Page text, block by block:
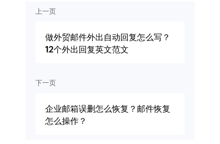
上一页
做外贸邮件外出自动回复怎么写？
12个外出回复英文范文
下一页
企业邮箱误删怎么恢复？邮件恢复
怎么操作？